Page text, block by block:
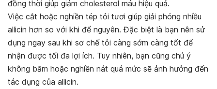
đồng thời giúp giảm cholesterol máu hiệu quả.
Việc cắt hoặc nghiền tép tỏi tươi giúp giải phóng nhiều
allicin hơn so với khi để nguyên. Đặc biệt là bạn nên sử
dụng ngay sau khi sơ chế tỏi càng sớm càng tốt để
nhận được tối đa lợi ích. Tuy nhiên, bạn cũng chú ý
không băm hoặc nghiền nát quá mức sẽ ảnh hưởng đến
tác dụng của allicin.